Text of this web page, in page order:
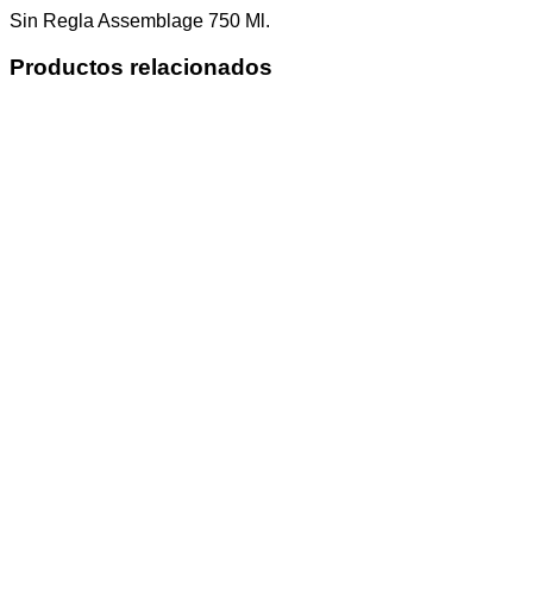
Sin Regla Assemblage 750 Ml.
Productos relacionados